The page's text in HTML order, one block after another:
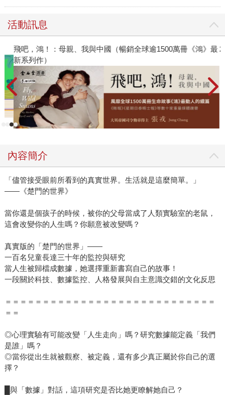
活動訊息
飛吧，鴻！：母親、我與中國（暢銷全球逾1500萬冊《鴻》最
新系列作）
內容簡介
「儘管接受眼前所看到的真實世界。生活就是這麼簡單。」
——《楚門的世界》
當你還是個孩子的時候，被你的父母當成了人類實驗室的老鼠，
這會改變你的人生嗎？你願意被改變嗎？
真實版的「楚門的世界」——
一百名兒童長達三十年的監控與研究
當人生被歸檔成數據，她選擇重新書寫自己的故事！
一段關於科技、數據監控、人格發展與自主意識交錯的文化反思
＝＝＝＝＝＝＝＝＝＝＝＝＝＝＝＝＝＝＝＝＝＝＝＝＝＝＝＝
＝＝
◎心理實驗有可能改變「人生走向」嗎？研究數據能定義「我們
是誰」嗎？
◎當你從出生就被觀察、被定義，還有多少真正屬於你自己的選
擇？
█與「數據」對話，這項研究是否比她更瞭解她自己？